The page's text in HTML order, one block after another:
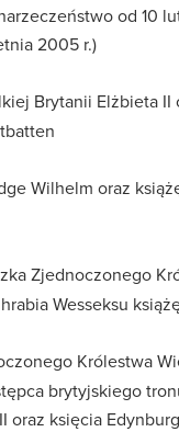
od 10
2005 r.)
Brytanii Elżbieta II
Wilhelm oraz
Zjednoczonego
Wesseksu
Królestwa
brytyjskiego
oraz księcia